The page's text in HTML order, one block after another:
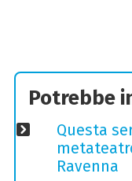
Potrebbe
Questa
Ravenna